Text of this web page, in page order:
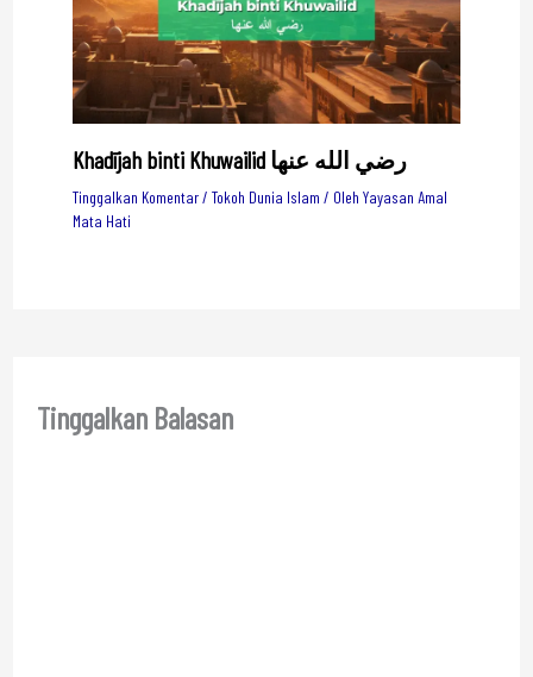
Khadījah binti Khuwailid رضي الله عنها
Tinggalkan Komentar/ Tokoh Dunia Islam / Oleh Yayasan Amal
Mata Hati
Tinggalkan Balasan